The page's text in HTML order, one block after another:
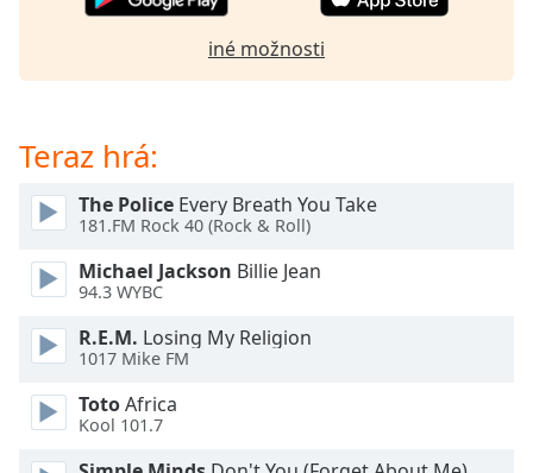
Picture-
Picture
Fullscreen
modal
window.
Beginning
dialog
iné možnosti
Teraz hrá:
The Police Every Breath You Take
181.FM Rock 40 (Rock & Roll)
Michael Jackson Billie Jean
94.3 WYBC
R.E.M. Losing My Religion
1017 Mike FM
TotoAfrica
Kool 101.7